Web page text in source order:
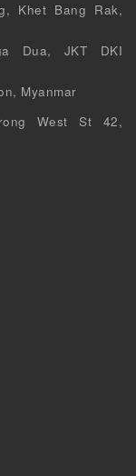
Khet Bang Rak,
Dua, JKT DKI
Myanmar
West St 42,